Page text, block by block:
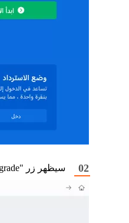
سيظهر زر "Downgrade" - انقر عليه لبدء العملية.